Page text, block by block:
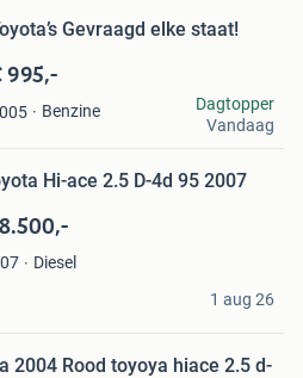
Gevraagd elke staat!
995,-
Benzine
Dagtopper
Vandaag
Hi-ace 2.5 D-4d 95 2007
Diesel
1 aug 26
2004 Rood toyoya hiace 2.5 d-